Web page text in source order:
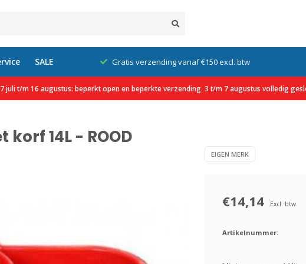
SALE Gratis verzending vanaf €150 excl. btw
juli t/m 16 augustus: beperkt open en beperkte verzending. 3 t/m 7 augustus volledig
14L - ROOD
EIGEN MERK
€14,14 Excl. btw
Artikelnummer: